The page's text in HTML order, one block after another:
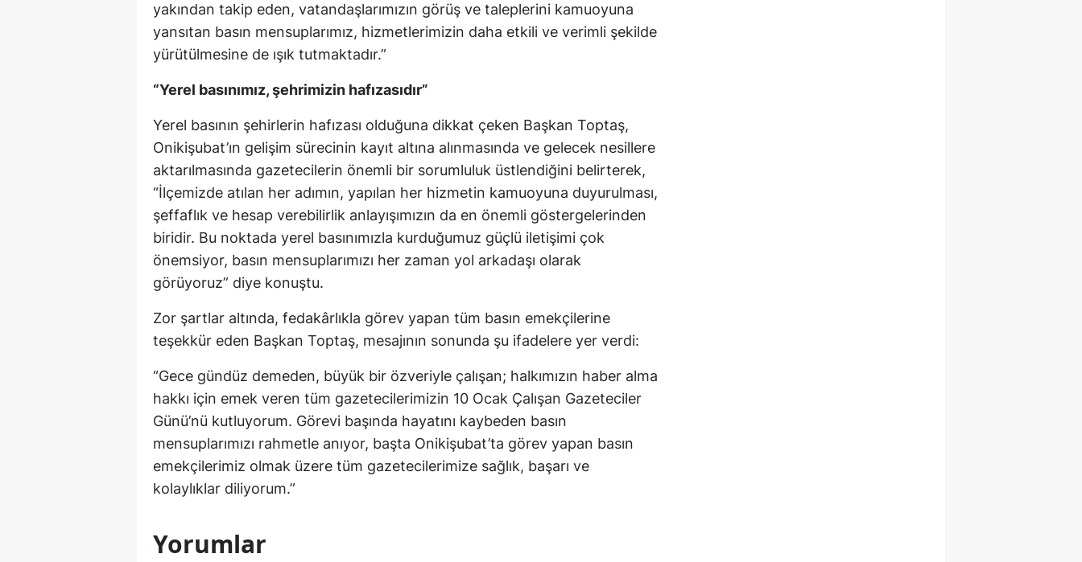
yakından takip eden, vatandaşlarımızın görüş ve taleplerini kamuoyuna
yansıtan basın mensuplarımız, hizmetlerimizin daha etkili ve verimli şekilde
yürütülmesine de ışık tutmaktadır.”
“Yerel basınımız, şehrimizin hafızasıdır”
Yerel basının şehirlerin hafızası olduğuna dikkat çeken Başkan Toptaş,
Onikişubat’ın gelişim sürecinin kayıt altına alınmasında ve gelecek nesillere
aktarılmasında gazetecilerin önemli bir sorumluluk üstlendiğini belirterek,
“İlçemizde atılan her adımın, yapılan her hizmetin kamuoyuna duyurulması,
şeffaflık ve hesap verebilirlik anlayışımızın da en önemli göstergelerinden
biridir. Bu noktada yerel basınımızla kurduğumuz güçlü iletişimi çok
önemsiyor, basın mensuplarımızı her zaman yol arkadaşı olarak
görüyoruz” diye konuştu.
Zor şartlar altında, fedakârlıkla görev yapan tüm basın emekçilerine
teşekkür eden Başkan Toptaş, mesajının sonunda şu ifadelere yer verdi:
“Gece gündüz demeden, büyük bir özveriyle çalışan; halkımızın haber alma
hakkı için emek veren tüm gazetecilerimizin 10 Ocak Çalışan Gazeteciler
Günü’nü kutluyorum. Görevi başında hayatını kaybeden basın
mensuplarımızı rahmetle anıyor, başta Onikişubat’ta görev yapan basın
emekçilerimiz olmak üzere tüm gazetecilerimize sağlık, başarı ve
kolaylıklar diliyorum.”
Yorumlar